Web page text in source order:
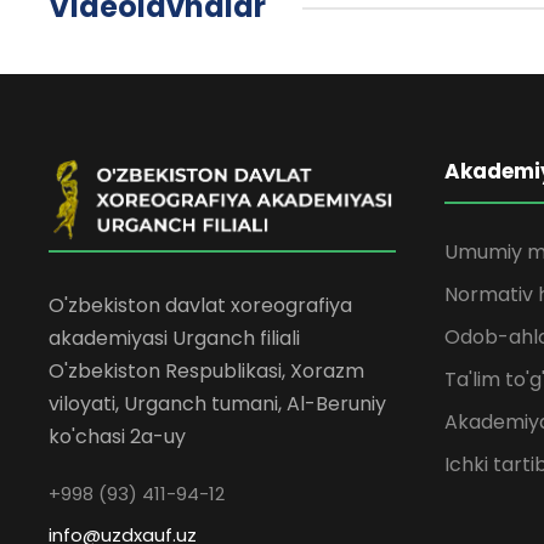
O'zbekiston davlat xoreografiya
akademiyasi Urganch filiali
O'zbekiston Respublikasi, Xorazm
viloyati, Urganch tumani, Al-Beruniy
ko'chasi 2a-uy
+998 (93) 411-94-12
info@uzdxauf.uz
Umumiy
Normativ
Odob-
Ta'lim
Ichki